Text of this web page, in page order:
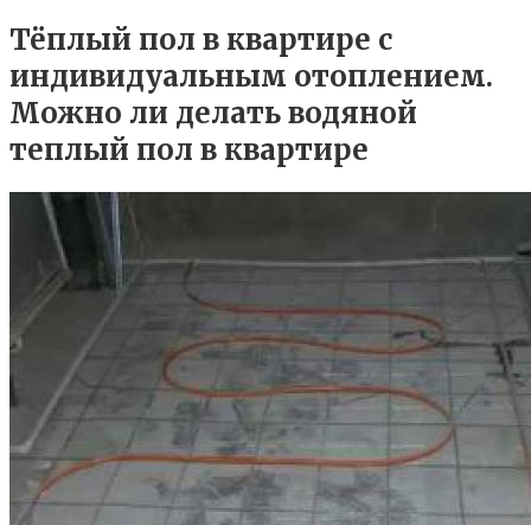
Тёплый пол в квартире с
индивидуальным отоплением.
Можно ли делать водяной
теплый пол в квартире